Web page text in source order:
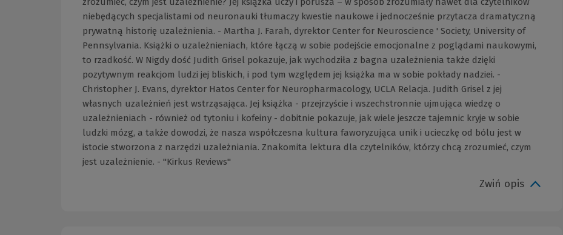
niebędących specjalistami od neuronauki tłumaczy kwestie naukowe i jednocześnie przytacza dramatyczną
prywatną historię uzależnienia. - Martha J. Farah, dyrektor Center for Neuroscience ' Society, University of
Pennsylvania. Książki o uzależnieniach, które łączą w sobie podejście emocjonalne z poglądami naukowymi,
to rzadkość. W Nigdy dość Judith Grisel pokazuje, jak wychodziła z bagna uzależnienia także dzięki
pozytywnym reakcjom ludzi jej bliskich, i pod tym względem jej książka ma w sobie pokłady nadziei. -
Christopher J. Evans, dyrektor Hatos Center for Neuropharmacology, UCLA Relacja. Judith Grisel z jej
własnych uzależnień jest wstrząsająca. Jej książka - przejrzyście i wszechstronnie ujmująca wiedzę o
uzależnieniach - również od tytoniu i kofeiny - dobitnie pokazuje, jak wiele jeszcze tajemnic kryje w sobie
ludzki mózg, a także dowodzi, że nasza współczesna kultura faworyzująca unik i ucieczkę od bólu jest w
istocie stworzona z narzędzi uzależniania. Znakomita lektura dla czytelników, którzy chcą zrozumieć, czym
jest uzależnienie. - "Kirkus Reviews"
Zwiń opis